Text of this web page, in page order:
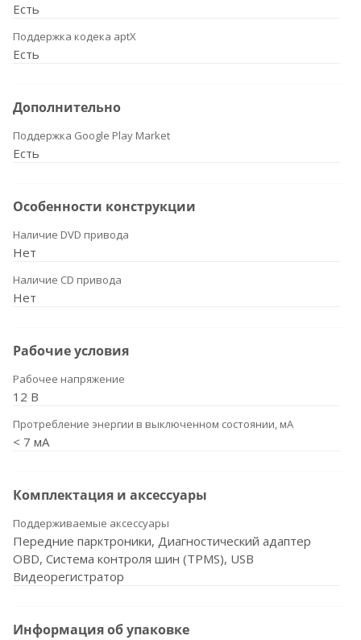
Есть
Поддержка кодека aptX
Есть
Дополнительно
Поддержка Google Play Market
Есть
Особенности конструкции
Наличие DVD привода
Нет
Наличие CD привода
Нет
Рабочие условия
Рабочее напряжение
12 В
Протребление энергии в выключенном состоянии, мА
< 7 мА
Комплектация и аксессуары
Поддерживаемые аксессуары
Передние парктроники, Диагностический адаптер
OBD, Система контроля шин (TPMS), USB
Видеорегистратор
Информация об упаковке